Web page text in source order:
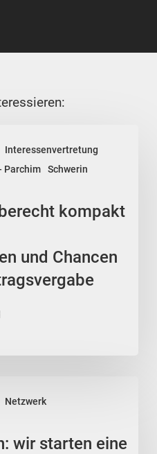
Interessenvertretung
Parchim
Schwerin
kompakt
und Chancen
Netzwerk
wir starten eine